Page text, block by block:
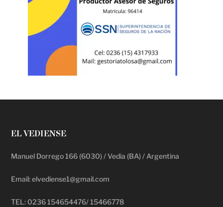
EL VEDIENSE
Manuel Dorrego 166 (6030) / Vedia (BA) / Argentina
Email: elvediense1@gmail.com
TEL: 0236 154654476/ 15466778